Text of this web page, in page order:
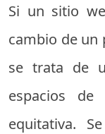
Si un sitio
cambio de un
se trata de
espacios
equitativa.